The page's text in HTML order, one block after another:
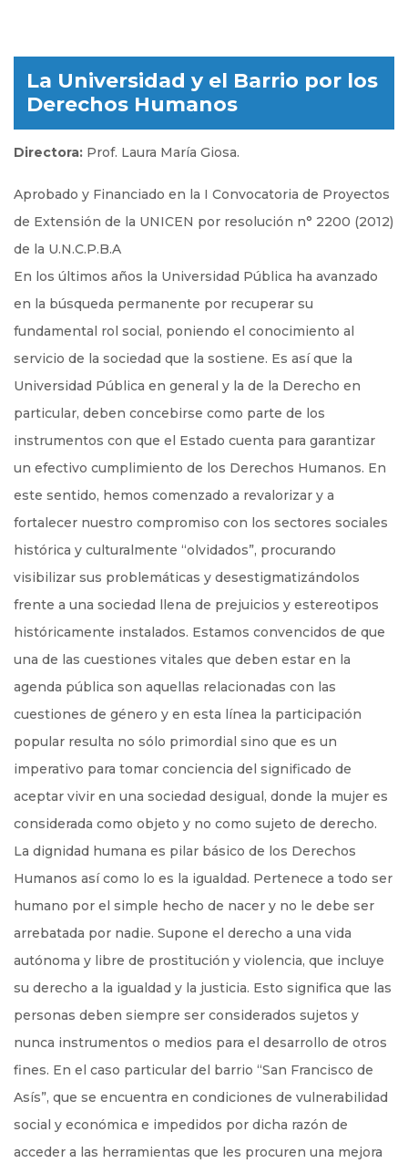
La Universidad y el Barrio por los
Derechos Humanos
Directora: Prof. Laura María Giosa.
Aprobado y Financiado en la I Convocatoria de Proyectos
de Extensión de la UNICEN por resolución n° 2200 (2012)
de la U.N.C.P.B.A
En los últimos años la Universidad Pública ha avanzado
en la búsqueda permanente por recuperar su
fundamental rol social, poniendo el conocimiento al
servicio de la sociedad que la sostiene. Es así que la
Universidad Pública en general y la de la Derecho en
particular, deben concebirse como parte de los
instrumentos con que el Estado cuenta para garantizar
un efectivo cumplimiento de los Derechos Humanos. En
este sentido, hemos comenzado a revalorizar y a
fortalecer nuestro compromiso con los sectores sociales
histórica y culturalmente “olvidados”, procurando
visibilizar sus problemáticas y desestigmatizándolos
frente a una sociedad llena de prejuicios y estereotipos
históricamente instalados. Estamos convencidos de que
una de las cuestiones vitales que deben estar en la
agenda pública son aquellas relacionadas con las
cuestiones de género y en esta línea la participación
popular resulta no sólo primordial sino que es un
imperativo para tomar conciencia del significado de
aceptar vivir en una sociedad desigual, donde la mujer es
considerada como objeto y no como sujeto de derecho.
La dignidad humana es pilar básico de los Derechos
Humanos así como lo es la igualdad. Pertenece a todo ser
humano por el simple hecho de nacer y no le debe ser
arrebatada por nadie. Supone el derecho a una vida
autónoma y libre de prostitución y violencia, que incluye
su derecho a la igualdad y la justicia. Esto significa que las
personas deben siempre ser considerados sujetos y
nunca instrumentos o medios para el desarrollo de otros
fines. En el caso particular del barrio “San Francisco de
Asís”, que se encuentra en condiciones de vulnerabilidad
social y económica e impedidos por dicha razón de
acceder a las herramientas que les procuren una mejora